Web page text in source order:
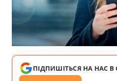
ПІДПИШІТЬСЯ НА НАС В